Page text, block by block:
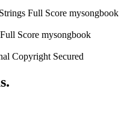
Copyright Secured